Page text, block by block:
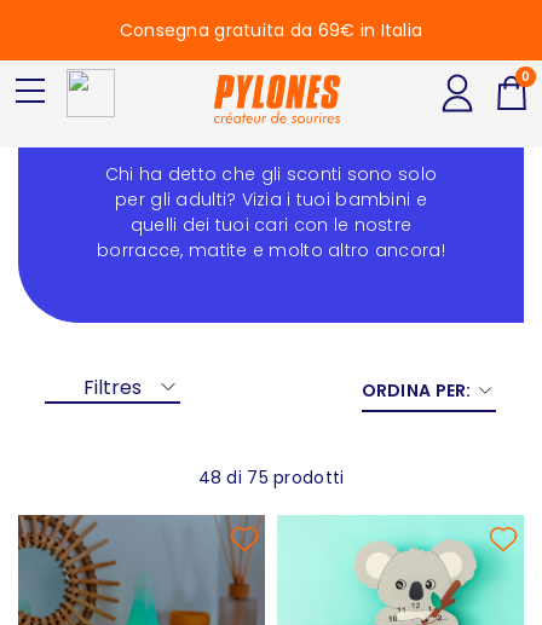
Saldi - Bambini
Chi ha detto che gli sconti sono solo
per gli adulti? Vizia i tuoi bambini e
quelli dei tuoi cari con le nostre
borracce, matite e molto altro ancora!
Filtres ORDINA PER:
48 di 75 prodotti
Consegna gratuita da 69€ in Italia
0